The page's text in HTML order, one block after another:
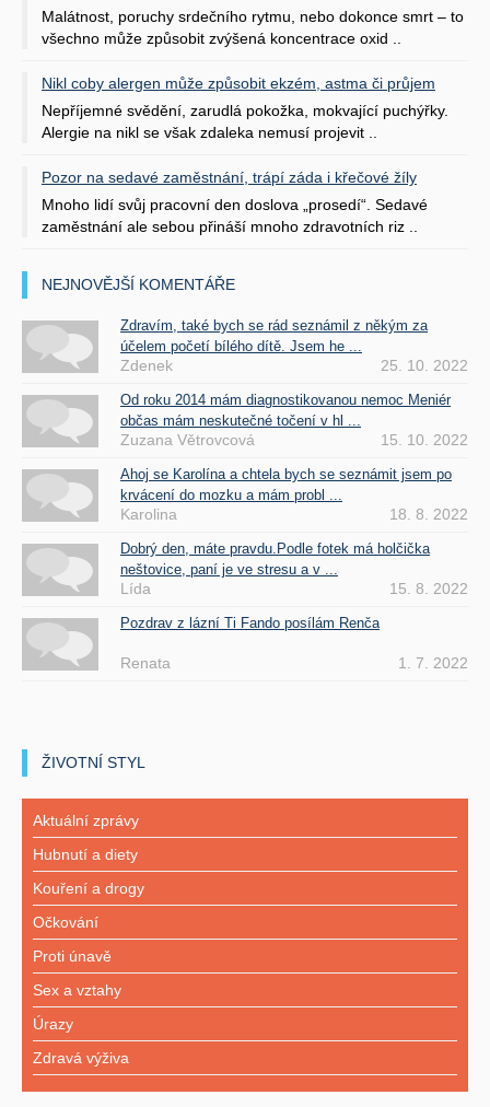
Malátnost, poruchy srdečního rytmu, nebo dokonce smrt – to
všechno může způsobit zvýšená koncentrace oxid ..
Nikl coby alergen může způsobit ekzém, astma či průjem
Nepříjemné svědění, zarudlá pokožka, mokvající puchýřky.
Alergie na nikl se však zdaleka nemusí projevit ..
Pozor na sedavé zaměstnání, trápí záda i křečové žíly
Mnoho lidí svůj pracovní den doslova „prosedí“. Sedavé
zaměstnání ale sebou přináší mnoho zdravotních riz ..
NEJNOVĚJŠÍ KOMENTÁŘE
Zdravím, také bych se rád seznámil z někým za
účelem početí bílého dítě. Jsem he ...
Zdenek 25. 10. 2022
Od roku 2014 mám diagnostikovanou nemoc Meniér
občas mám neskutečné točení v hl ...
Zuzana Větrovcová 15. 10. 2022
Ahoj se Karolína a chtela bych se seznámit jsem po
krvácení do mozku a mám probl ...
Karolina 18. 8. 2022
Dobrý den, máte pravdu.Podle fotek má holčička
neštovice, paní je ve stresu a v ...
Lída 15. 8. 2022
Pozdrav z lázní Ti Fando posílám Renča
Renata 1. 7. 2022
ŽIVOTNÍ STYL
Aktuální zprávy
Hubnutí a diety
Kouření a drogy
Očkování
Proti únavě
Sex a vztahy
Úrazy
Zdravá výživa